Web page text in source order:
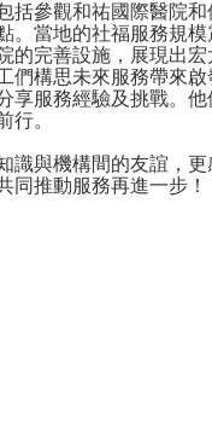
括參觀和祐國際醫院
。當地的社福服務規
的完善設施，展現出
們構思未來服務帶來啟
享服務經驗及挑戰。
行。
識與機構間的友誼，
同推動服務再進一步！